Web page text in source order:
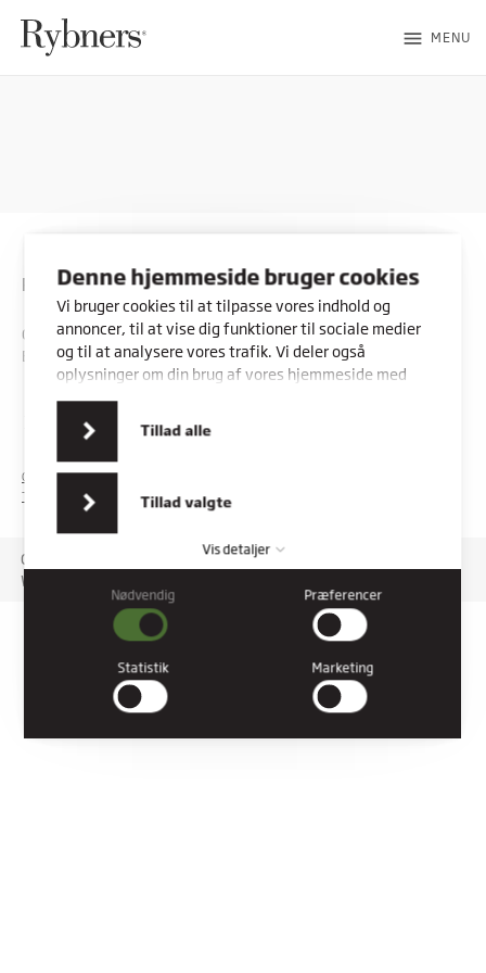
Denne hjemmeside bruger cookies
Vi bruger cookies til at tilpasse vores indhold og
annoncer, til at vise dig funktioner til sociale medier
og til at analysere vores trafik. Vi deler også
oplysninger om din brug af vores hjemmeside med
vores partnere inden for sociale medier,
annonceringspartnere og analysepartnere. Vores
partnere kan kombinere disse data med andre
oplysninger, du har givet dem, eller som de har
Tillad valgte
Tillad alle
Vis detaljer
Nødvendig
Nødvendige cookies hjælper med at gøre en hjemmeside
brugbar ved at aktivere grundlæggende funktioner såsom
side-navigation og adgang til sikre områder af hjemmesiden.
Hjemmesiden kan ikke fungere ordentligt uden disse cookies.
Nødvendig Præferencer
Statistik Marketing
menu MENU
Rybners
CVR: 45357716
EAN: 5798000553842
Kontakt os
COOKIES
PRIVATLIVSPOLITIK
TILGÆNGELIGHEDSERKLÆRING
Copyright © 2026 Rybners. All rights reserved.
Website: Co3